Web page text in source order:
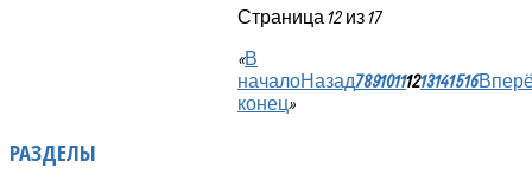
Страница 12 из 17
«В
началоНазад78910111213141516
конец»
РАЗДЕЛЫ